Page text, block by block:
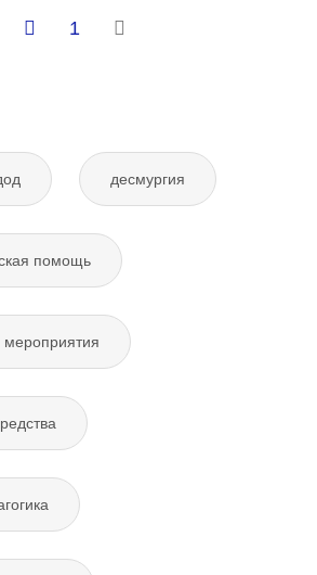
1
десмургия
помощь